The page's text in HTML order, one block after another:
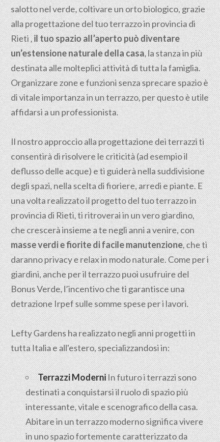
salotto nel verde, coltivare un orto biologico, grazie
alla progettazione del tuo terrazzo in provincia di
Rieti ,il tuo spazio all’aperto può diventare
un’estensione naturale della casa, la stanza in più
destinata alle molteplici attività di tutta la famiglia.
Organizzare zone e funzioni senza sprecare spazio è
di vitale importanza in un terrazzo, per questo è utile
affidarsi a un professionista.
Il nostro approccio alla progettazione dei terrazzi ti
consentirà di risolvere le criticità (ad esempio il
deflusso delle acque) e ti guiderà nella suddivisione
degli spazi, nella scelta di fioriere, arredi e piante. E
una volta realizzato il progetto del tuo terrazzo in
provincia di Rieti, ti ritroverai in un vero giardino,
che crescerà insieme a te negli anni a venire, con
masse verdi e fiorite di facile manutenzione, che ti
daranno privacy e relax in modo naturale. Come per i
giardini, anche per il terrazzo puoi usufruire del
Bonus Verde, l’incentivo che ti garantisce una
detrazione Irpef sulle somme spese per i lavori.
Lefty Gardens ha realizzato negli anni progetti in
tutta Italia e all'estero, specializzandosi in:
Terrazzi ModerniIn futuro i terrazzi sono
destinati a conquistarsi il ruolo di spazio più
interessante, vitale e scenografico della casa.
Abitare in un terrazzo moderno significa vivere
in uno spazio fortemente caratterizzato da